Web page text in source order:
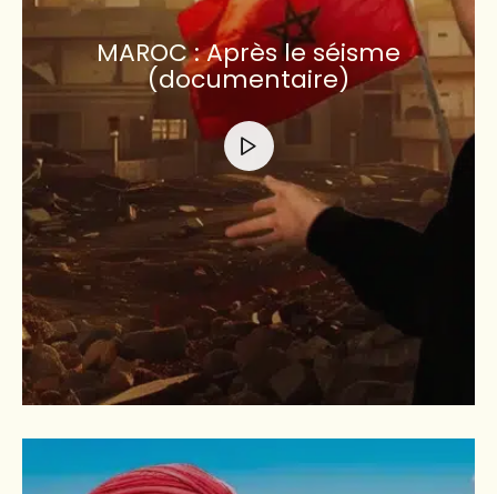
MAROC : Après le séisme
(documentaire)